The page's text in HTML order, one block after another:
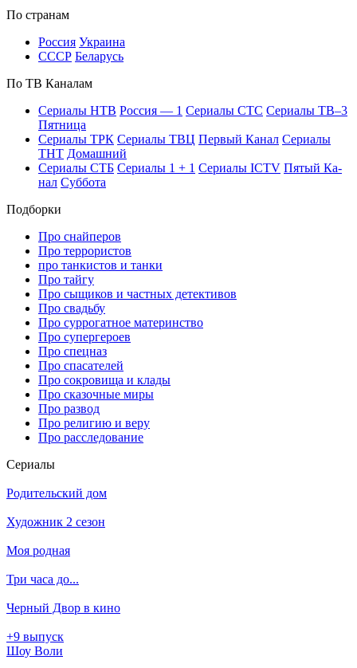
По стра­нам
Рос­сия Ук­раи­на
СССР Бе­ла­русь
По ТВ Ка­на­лам
Се­риа­лы НТВ Рос­сия — 1 Се­риа­лы СТС Се­риа­лы ТВ–3
Пят­ни­ца
Се­риа­лы ТРК Се­риа­лы ТВЦ Пер­вый Ка­нал Се­риа­лы
ТНТ До­маш­ний
Се­риа­лы СТБ Се­риа­лы 1 + 1 Се­риа­лы ICTV Пя­тый Ка­
нал Суб­бо­та
Подборки
Про снайперов
Про террористов
про танкистов и танки
Про тайгу
Про сыщиков и частных детективов
Про свадьбу
Про суррогатное материнство
Про супергероев
Про спецназ
Про спасателей
Про сокровища и клады
Про сказочные миры
Про развод
Про религию и веру
Про расследование
Се­риа­лы
Родительский дом
Художник 2 сезон
Моя родная
Три часа до...
Черный Двор в кино
+9 выпуск
Шоу Воли